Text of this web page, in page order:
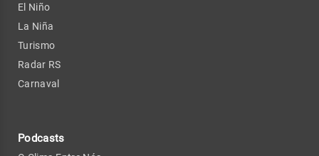
El Niño
La Niña
Turismo
Radar RS
Carnaval
Podcasts